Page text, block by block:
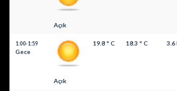
Açık
1:00-1:59
Gece
Açık
19.8 ° C 18.3 ° C 3.6